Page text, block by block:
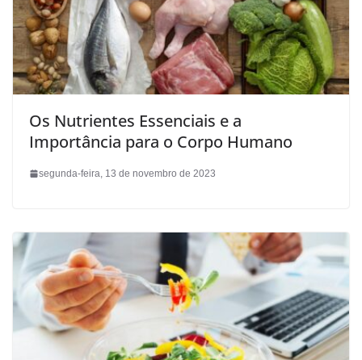
Os Nutrientes Essenciais e a
Importância para o Corpo Humano
segunda-feira, 13 de novembro de 2023